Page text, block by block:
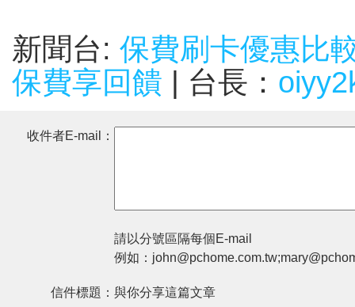
新聞台: 保費刷卡優惠比
保費享回饋 | 台長：
收件者E-mail：
請以分號區隔每個E-mail
例如：
信件標題： 與你分享這篇文章